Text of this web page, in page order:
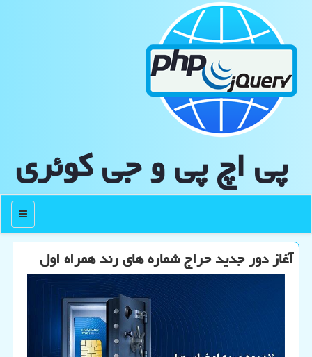
پی اچ پی و جی كوئری
منو
آغاز دور جدید حراج شماره های رند همراه اول